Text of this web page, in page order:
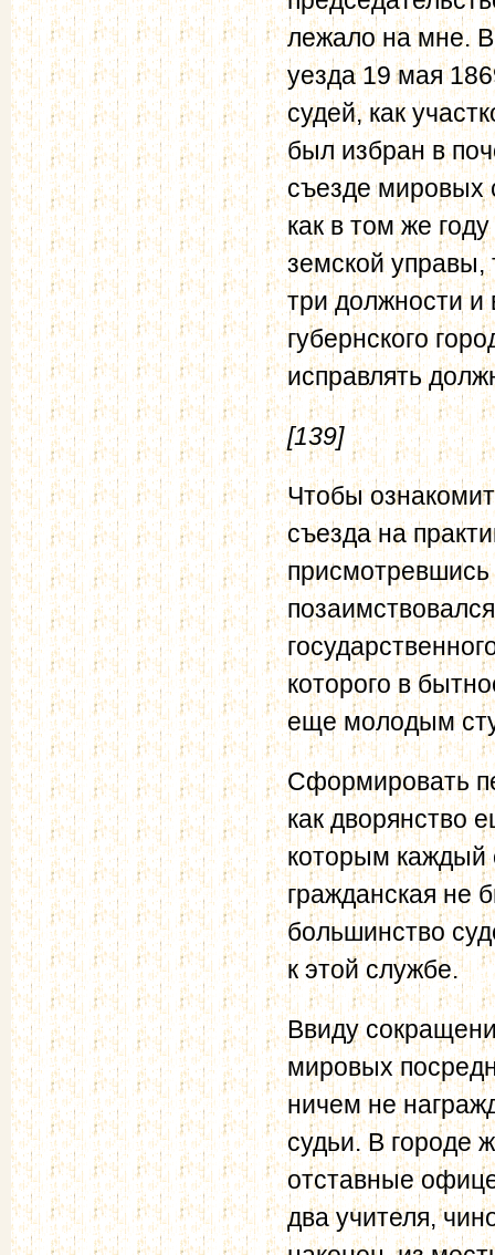
лежало на мне.
уезда 19 мая
судей, как
был избран в
съезде мировых
как в том же
земской
три должности и
губернского
исправлять
[139]
Чтобы
съезда на
присмотревшись
которого в
еще молодым
Сформировать
как дворянство
которым каждый
гражданская не
большинство
к этой службе.
Ввиду
мировых
ничем не
судьи. В городе
отставные
два учителя,